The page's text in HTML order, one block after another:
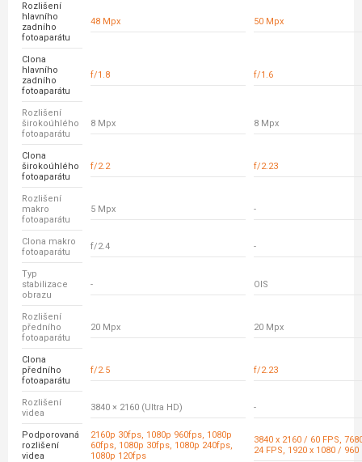
Rozlišení
hlavního
zadního
fotoaparátu
48 Mpx 50 Mpx
Clona
hlavního
zadního
fotoaparátu
f/1.8 f/1.6
Rozlišení
širokoúhlého
fotoaparátu
8 Mpx 8 Mpx
Clona
širokoúhlého
fotoaparátu
f/2.2 f/2.23
Rozlišení
makro
fotoaparátu
5 Mpx -
Clona makro
fotoaparátu
f/2.4 -
Typ
stabilizace
obrazu
- OIS
Rozlišení
předního
fotoaparátu
20 Mpx 20 Mpx
Clona
předního
fotoaparátu
f/2.5 f/2.23
Rozlišení
videa
3840 × 2160 (Ultra HD) -
Podporovaná
rozlišení
videa
2160p 30fps, 1080p 960fps, 1080p
60fps, 1080p 30fps, 1080p 240fps,
1080p 120fps
3840 x 2160 / 60 FPS,
24 FPS, 1920 x 1080 / 960